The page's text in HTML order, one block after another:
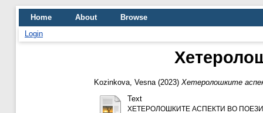
Home About
Browse
Login
Kozinkova, Vesna (2023) Хетеролошките
Text
ХЕТЕРОЛОШКИТЕ АСПЕКТИ ВО